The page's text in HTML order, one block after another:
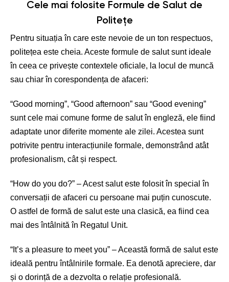
Cele mai folosite Formule de Salut de
Politețe
Pentru situația în care este nevoie de un ton respectuos,
politețea este cheia. Aceste formule de salut sunt ideale
în ceea ce privește contextele oficiale, la locul de muncă
sau chiar în corespondența de afaceri:
“Good morning”, “Good afternoon” sau “Good evening”
sunt cele mai comune forme de salut în engleză, ele fiind
adaptate unor diferite momente ale zilei. Acestea sunt
potrivite pentru interacțiunile formale, demonstrând atât
profesionalism, cât și respect.
“How do you do?” – Acest salut este folosit în special în
conversații de afaceri cu persoane mai puțin cunoscute.
O astfel de formă de salut este una clasică, ea fiind cea
mai des întâlnită în Regatul Unit.
“It’s a pleasure to meet you” – Această formă de salut este
ideală pentru întâlnirile formale. Ea denotă apreciere, dar
și o dorință de a dezvolta o relație profesională.